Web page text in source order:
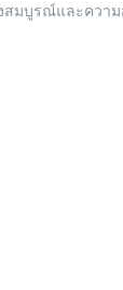
สมบูรณ์และควา